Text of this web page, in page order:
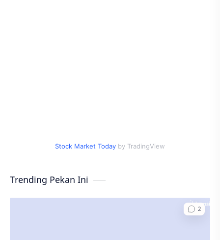
Stock Market Today by TradingView
Trending Pekan Ini